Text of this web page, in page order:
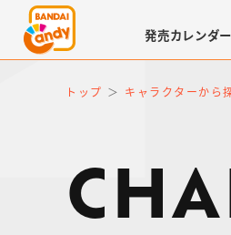
発売カレンダー
トップ キャラクターから